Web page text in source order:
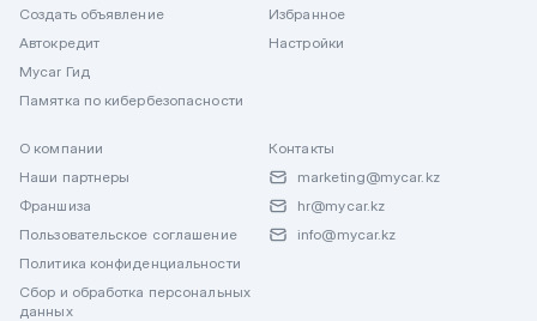
Создать объявление
Автокредит
Mycar Гид
Памятка по кибербезопасности
Избранное
Настройки
О компании
Наши партнеры
Франшиза
Пользовательское соглашение
Политика конфиденциальности
Сбор и обработка персональных
данных
Контакты
marketing@mycar.kz
hr@mycar.kz
info@mycar.kz